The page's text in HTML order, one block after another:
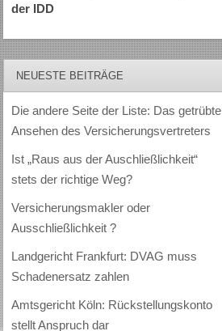
der IDD
NEUESTE BEITRÄGE
Die andere Seite der Liste: Das getrübte
Ansehen des Versicherungsvertreters
Ist „Raus aus der Auschließlichkeit“
stets der richtige Weg?
Versicherungsmakler oder
Ausschließlichkeit ?
Landgericht Frankfurt: DVAG muss
Schadenersatz zahlen
Amtsgericht Köln: Rückstellungskonto
stellt Anspruch dar